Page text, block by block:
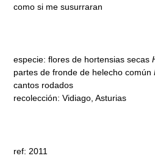
como si me susurraran
especie: flores de hortensias secas
partes de fronde de helecho común
cantos rodados
recolección: Vidiago, Asturias
ref: 2011